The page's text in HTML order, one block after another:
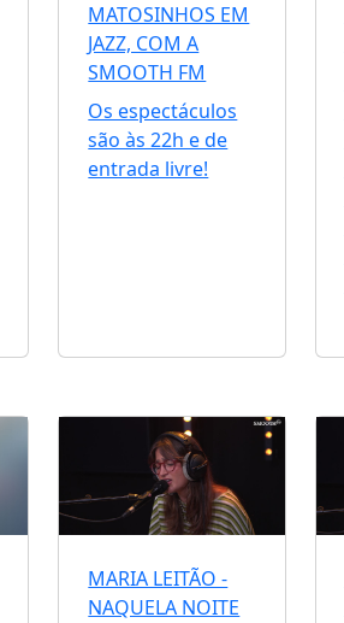
MATOSINHOS EM
JAZZ, COM A
SMOOTH FM
Os espectáculos
são às 22h e de
entrada livre!
MARIA LEITÃO -
NAQUELA NOITE